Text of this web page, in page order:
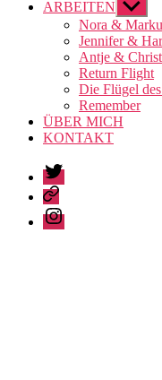
ARBEITEN
Nora &
Jennifer &
Antje &
Return Flight
Die Flügel
Remember
ÜBER MICH
KONTAKT
Twitter
Pinterest
Instagram